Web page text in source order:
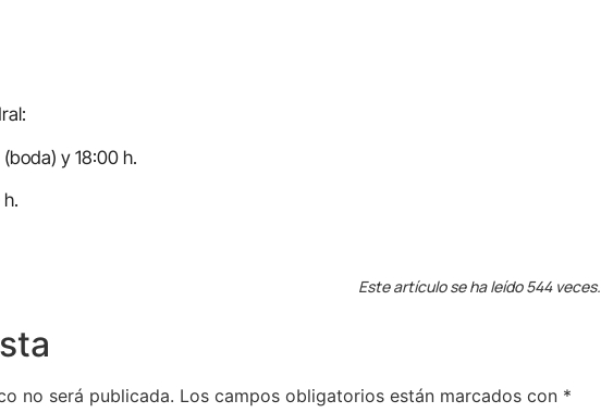
y 18:00 h.
Este artículo se ha leído 544 veces.
no será publicada. Los campos obligatorios están marcados con *